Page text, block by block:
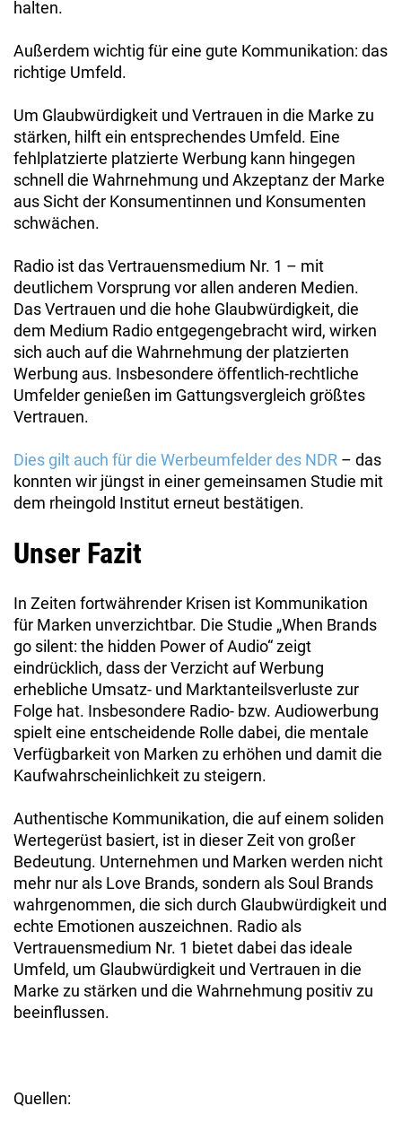
halten.
Außerdem wichtig für eine gute Kommunikation: das
richtige Umfeld.
Um Glaubwürdigkeit und Vertrauen in die Marke zu
stärken, hilft ein entsprechendes Umfeld. Eine
fehlplatzierte platzierte Werbung kann hingegen
schnell die Wahrnehmung und Akzeptanz der Marke
aus Sicht der Konsumentinnen und Konsumenten
schwächen.
Radio ist das Vertrauensmedium Nr. 1 – mit
deutlichem Vorsprung vor allen anderen Medien.
Das Vertrauen und die hohe Glaubwürdigkeit, die
dem Medium Radio entgegengebracht wird, wirken
sich auch auf die Wahrnehmung der platzierten
Werbung aus. Insbesondere öffentlich-rechtliche
Umfelder genießen im Gattungsvergleich größtes
Vertrauen.
Dies gilt auch für die Werbeumfelder des NDR – das
konnten wir jüngst in einer gemeinsamen Studie mit
dem rheingold Institut erneut bestätigen.
Unser Fazit
In Zeiten fortwährender Krisen ist Kommunikation
für Marken unverzichtbar. Die Studie „When Brands
go silent: the hidden Power of Audio“ zeigt
eindrücklich, dass der Verzicht auf Werbung
erhebliche Umsatz- und Marktanteilsverluste zur
Folge hat. Insbesondere Radio- bzw. Audiowerbung
spielt eine entscheidende Rolle dabei, die mentale
Verfügbarkeit von Marken zu erhöhen und damit die
Kaufwahrscheinlichkeit zu steigern.
Authentische Kommunikation, die auf einem soliden
Wertegerüst basiert, ist in dieser Zeit von großer
Bedeutung. Unternehmen und Marken werden nicht
mehr nur als Love Brands, sondern als Soul Brands
wahrgenommen, die sich durch Glaubwürdigkeit und
echte Emotionen auszeichnen. Radio als
Vertrauensmedium Nr. 1 bietet dabei das ideale
Umfeld, um Glaubwürdigkeit und Vertrauen in die
Marke zu stärken und die Wahrnehmung positiv zu
beeinflussen.
Quellen: